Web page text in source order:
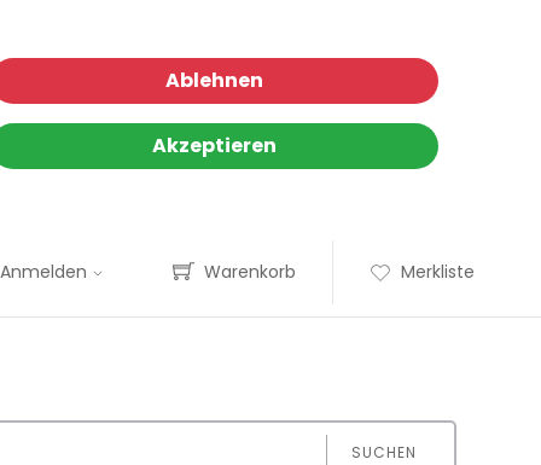
Ablehnen
Akzeptieren
Anmelden Warenkorb Merkliste
SUCHEN